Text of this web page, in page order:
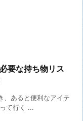
要な持ち物リス
、あると便利なアイテ
て行く ...